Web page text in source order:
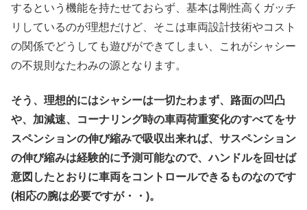
するという機能を持たせておらず、基本は剛性高くガッチ
リしているのが理想だけど、そこは車両設計技術やコスト
の関係でどうしても遊びができてしまい、これがシャシー
の不規則なたわみの源となります。
そう、理想的にはシャシーは一切たわまず、路面の凹凸
や、加減速、コーナリング時の車両荷重変化のすべてをサ
スペンションの伸び縮みで吸収出来れば、サスペンション
の伸び縮みは経験的に予測可能なので、ハンドルを回せば
意図したとおりに車両をコントロールできるものなのです
(相応の腕は必要ですが・・)。